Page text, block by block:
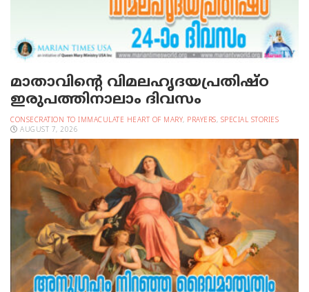
മാതാവിന്റെ വിമലഹൃദയപ്രതിഷ്ഠ
ഇരുപത്തിനാലാം ദിവസം
CONSECRATION TO IMMACULATE HEART OF MARY, PRAYERS, SPECIAL STORIES
AUGUST 7, 2026